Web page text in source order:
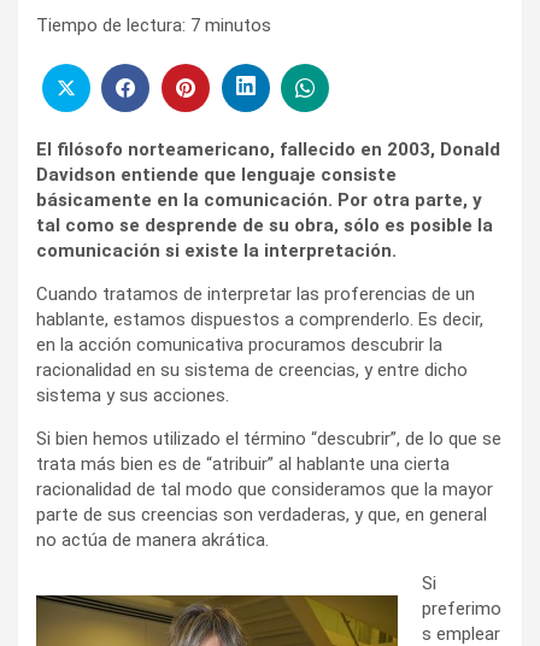
Tiempo de lectura: 7 minutos
El filósofo norteamericano, fallecido en 2003, Donald
Davidson entiende que lenguaje consiste
básicamente en la comunicación. Por otra parte, y
tal como se desprende de su obra, sólo es posible la
comunicación si existe la interpretación.
Cuando tratamos de interpretar las proferencias de un
hablante, estamos dispuestos a comprenderlo. Es decir,
en la acción comunicativa procuramos descubrir la
racionalidad en su sistema de creencias, y entre dicho
sistema y sus acciones.
Si bien hemos utilizado el término “descubrir”, de lo que se
trata más bien es de “atribuir” al hablante una cierta
racionalidad de tal modo que consideramos que la mayor
parte de sus creencias son verdaderas, y que, en general
no actúa de manera akrática.
Si
preferimo
s emplear